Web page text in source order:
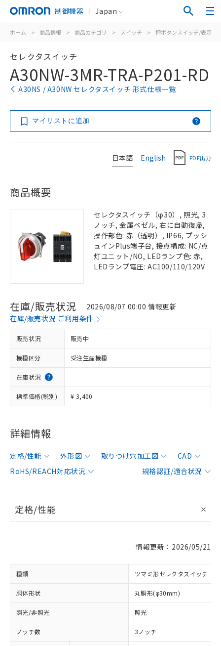
制御機器 Japan
ホーム > 商品情報 > 商品カテゴリ > スイッチ > 押ボタンスイッチ/表示灯
セレクタスイッチ
A30NW-3MR-TRA-P201-RD
A30NS / A30NW セレクタスイッチ 形式仕様一覧
マイリストに追加
日本語 English PDF出力
商品概要
セレクタスイッチ（φ30）, 照光, 3
ノッチ, 金属ベゼル, 右に自動復帰,
操作部色: 赤（透明）, IP66, プッシ
ュインPlus端子台, 接点構成: NC/点
灯ユニット/NO, LEDランプ色: 赤,
LEDランプ電圧: AC100/110/120V
在庫/販売状況
2026/08/07 00:00 情報更新
在庫/販売状況 ご利用条件
販売状況 販売中
機種区分 受注生産機種
在庫状況
標準価格(税別) ¥ 3,400
詳細情報
定格/性能 外形図 取りつけ穴加工図
CAD
RoHS/REACH対応状況
規格認証/適合状況
定格/性能
情報更新：2026/05/21
種類 ツマミ形セレクタスイッチ
胴体形状 丸胴形(φ30mm)
照光/非照光 照光
ノッチ数 3ノッチ